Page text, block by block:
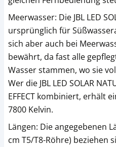
Meerwasser: Die JBL LED
ursprünglich für
sich aber auch bei
bewährt, da fast alle
Wasser stammen, wo sie
Wer die JBL LED SOLAR
EFFECT kombiniert, erhält
7800 Kelvin.
Längen: Die angegebenen
cm T5/T8-Röhre) beziehen